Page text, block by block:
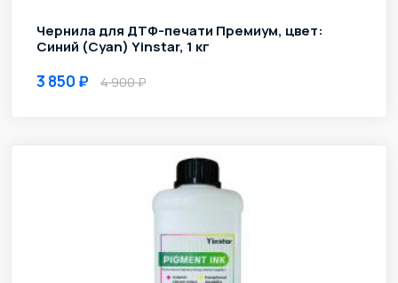
Чернила для ДТФ-печати Премиум, цвет:
Синий (Cyan) Yinstar, 1 кг
3 850 4 900